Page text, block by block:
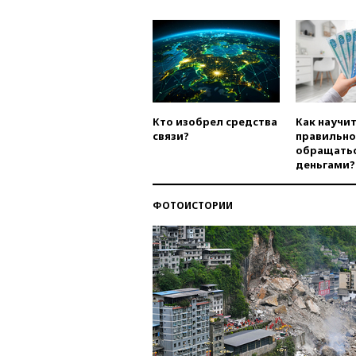
Кто изобрел средства
связи?
Как
правильно
деньгами?
ФОТОИСТОРИИ